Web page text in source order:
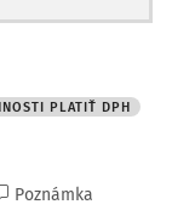
PLATIŤ DPH
Poznámka